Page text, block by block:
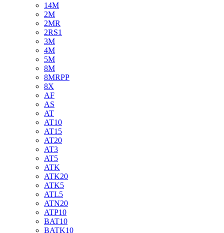
14M
2M
2MR
2RS1
3M
4M
5M
8M
8MRPP
8X
AF
AS
AT
AT10
AT15
AT20
AT3
AT5
ATK
ATK20
ATK5
ATL5
ATN20
ATP10
BAT10
BATK10